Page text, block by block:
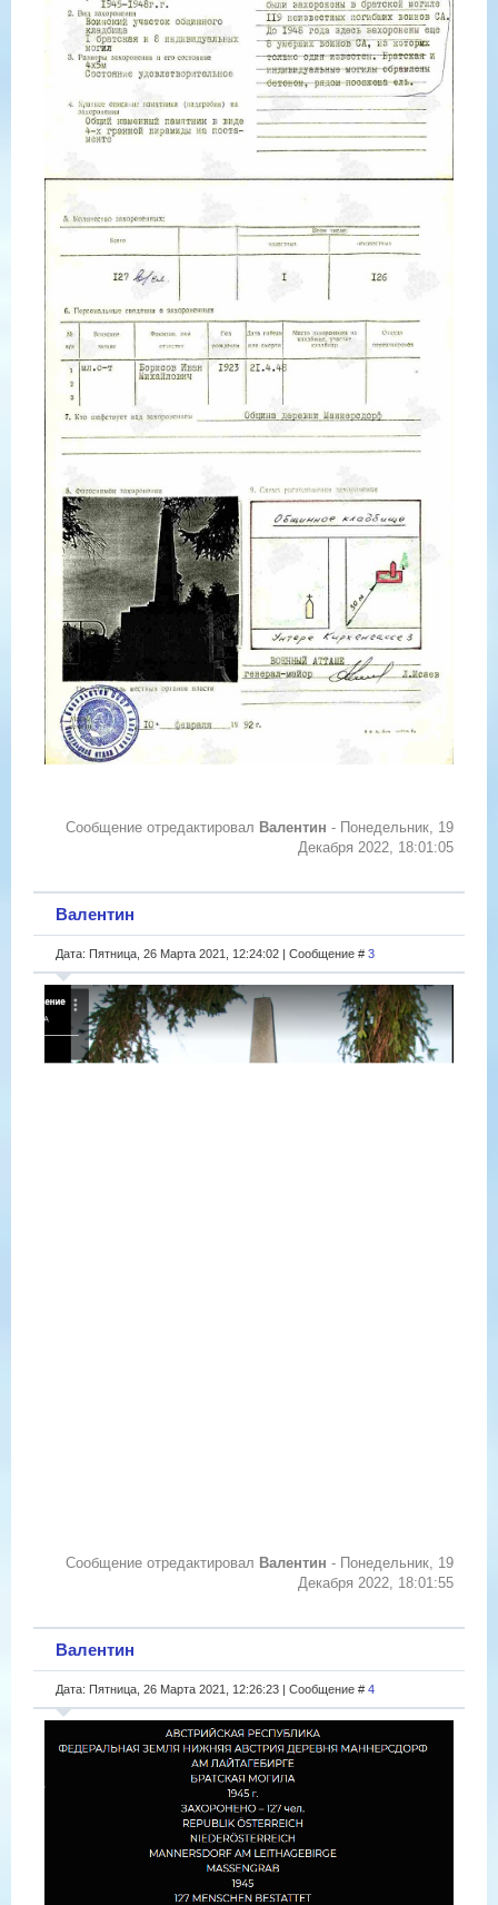
Сообщение отредактировал Валентин - Понедельник, 19
Декабря 2022, 18:01:05
Валентин
Дата: Пятница, 26 Марта 2021, 12:24:02 | Сообщение # 3
Сообщение отредактировал Валентин - Понедельник, 19
Декабря 2022, 18:01:55
Валентин
Дата: Пятница, 26 Марта 2021, 12:26:23 | Сообщение # 4